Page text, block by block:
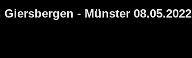
- Münster 08.05.2022